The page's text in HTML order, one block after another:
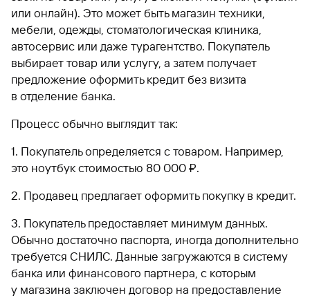
или онлайн). Это может быть магазин техники,
мебели, одежды, стоматологическая клиника,
автосервис или даже турагентство. Покупатель
выбирает товар или услугу, а затем получает
предложение оформить кредит без визита
в отделение банка.
Процесс обычно выглядит так:
1. Покупатель определяется с товаром. Например,
это ноутбук стоимостью 80 000 ₽.
2. Продавец предлагает оформить покупку в кредит.
3. Покупатель предоставляет минимум данных.
Обычно достаточно паспорта, иногда дополнительно
требуется СНИЛС. Данные загружаются в систему
банка или финансового партнера, с которым
у магазина заключен договор на предоставление